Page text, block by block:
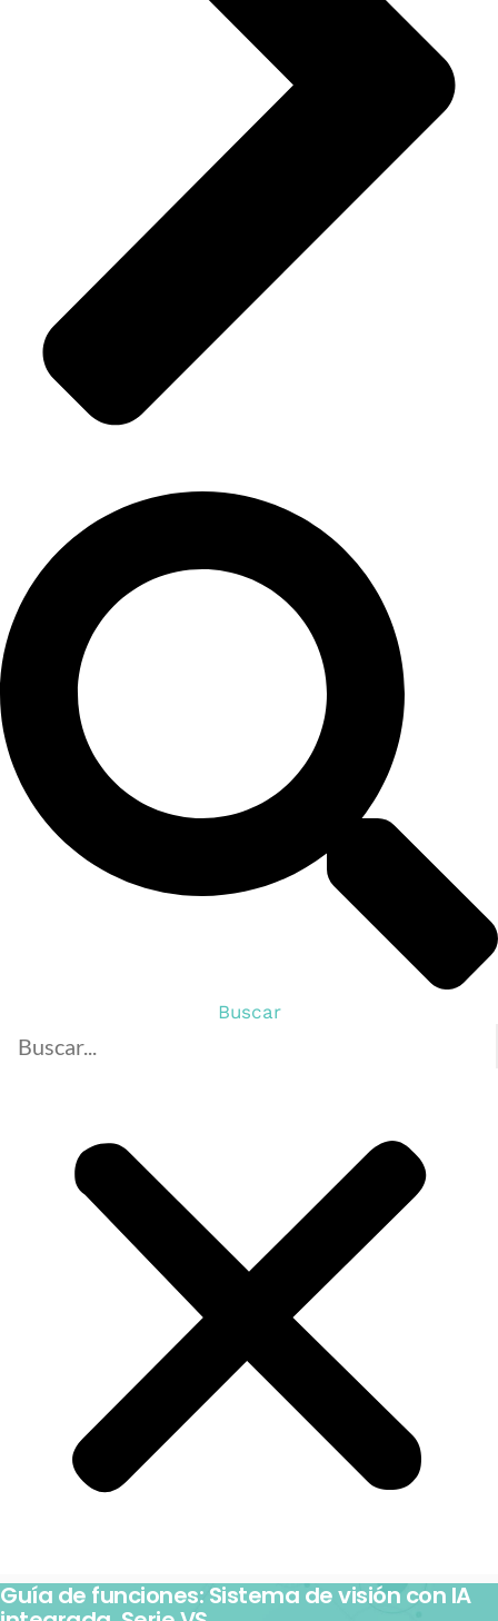
Buscar
Guía de funciones: Sistema de visión con IA